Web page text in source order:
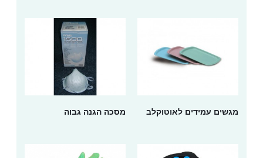
מגשים עמידים לאוטוקלב מסכה הגנה גבוה